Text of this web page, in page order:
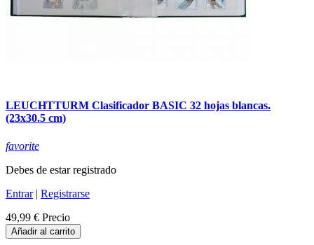
LEUCHTTURM Clasificador BASIC 32 hojas blancas.
(23x30.5 cm)
favorite
Debes de estar registrado
Entrar| Registrarse
49,99 € Precio
Añadir al carrito